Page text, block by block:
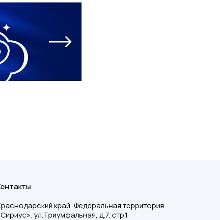
край, Федеральная территория
ул.Триумфальная, д.7, стр.1